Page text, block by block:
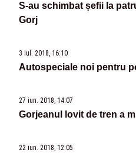
S-au schimbat șefii la
Gorj
3 iul. 2018, 16:10
Autospeciale noi pentru
27 iun. 2018, 14:07
Gorjeanul lovit de tren a
22 iun. 2018, 12:05